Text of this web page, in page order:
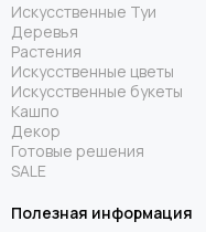
Искусственные Туи
Деревья
Растения
Искусственные цветы
Искусственные букеты
Кашпо
Декор
Готовые решения
SALE
Полезная информация